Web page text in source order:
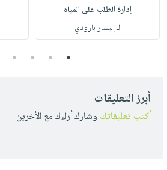
إدارة الطلب على المياه
لـ إليسار بارودي
1
2
3
4
أبرز التعليقات
أكتب تعليقاتك وشارك أراءك مع الأخرين